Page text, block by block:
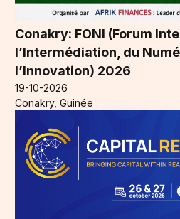
Conakry: FONI (Forum
l’Intermédiation, du
l’Innovation) 2026
19-10-2026
Conakry, Guinée